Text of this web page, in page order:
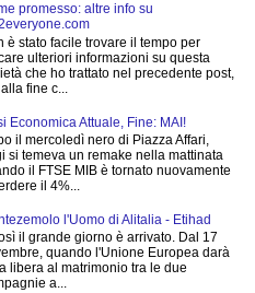
promesso: altre info su
è stato facile trovare il tempo per
ulteriori informazioni su questa
che ho trattato nel precedente post,
fine c...
Economica Attuale, Fine: MAI!
il mercoledì nero di Piazza Affari,
si temeva un remake nella mattinata
il FTSE MIB è tornato nuovamente
il 4%...
l'Uomo di Alitalia - Etihad
il grande giorno è arrivato. Dal 17
quando l'Unione Europea darà
libera al matrimonio tra le due
a...